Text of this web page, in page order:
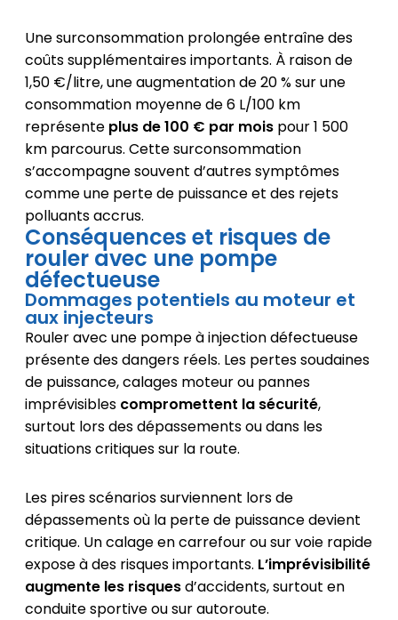
Une surconsommation prolongée entraîne des
coûts supplémentaires importants. À raison de
1,50 €/litre, une augmentation de 20 % sur une
consommation moyenne de 6 L/100 km
représente plus de 100 € par moispour 1 500
km parcourus. Cette surconsommation
s’accompagne souvent d’autres symptômes
comme une perte de puissance et des rejets
polluants accrus.
Conséquences et risques de
rouler avec une pompe
défectueuse
Dommages potentiels au moteur et
aux injecteurs
Rouler avec une pompe à injection défectueuse
présente des dangers réels. Les pertes soudaines
de puissance, calages moteur ou pannes
imprévisibles compromettent la sécurité,
surtout lors des dépassements ou dans les
situations critiques sur la route.
Les pires scénarios surviennent lors de
dépassements où la perte de puissance devient
critique. Un calage en carrefour ou sur voie rapide
expose à des risques importants. L’imprévisibilité
augmente les risquesd’accidents, surtout en
conduite sportive ou sur autoroute.